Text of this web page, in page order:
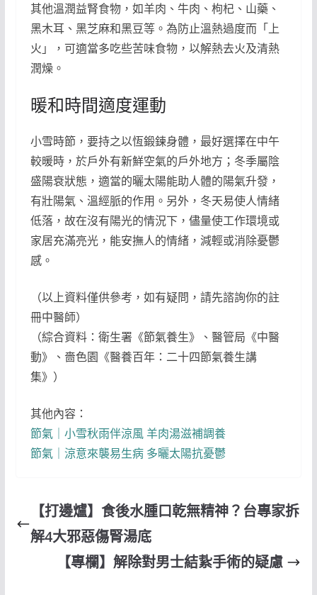
其他溫潤益腎食物，如羊肉、牛肉、枸杞、山藥、
黑木耳、黑芝麻和黑豆等。為防止溫熱過度而「上
火」，可適當多吃些苦味食物，以解熱去火及清熱
潤燥。
暖和時間適度運動
小雪時節，要持之以恆鍛鍊身體，最好選擇在中午
較暖時，於戶外有新鮮空氣的戶外地方；冬季屬陰
盛陽衰狀態，適當的曬太陽能助人體的陽氣升發，
有壯陽氣、溫經脈的作用。另外，冬天易使人情緒
低落，故在沒有陽光的情況下，儘量使工作環境或
家居充滿亮光，能安撫人的情緒，減輕或消除憂鬱
感。
（以上資料僅供參考，如有疑問，請先諮詢你的註
冊中醫師）
（綜合資料：衛生署《節氣養生》、醫管局《中醫
動》、嗇色園《醫養百年：二十四節氣養生講
集》）
其他內容：
節氣｜小雪秋雨伴涼風 羊肉湯滋補調養
節氣｜涼意來襲易生病 多曬太陽抗憂鬱
【打邊爐】食後水腫口乾無精神？台專家拆
解4大邪惡傷腎湯底
【專欄】解除對男士結紥手術的疑慮